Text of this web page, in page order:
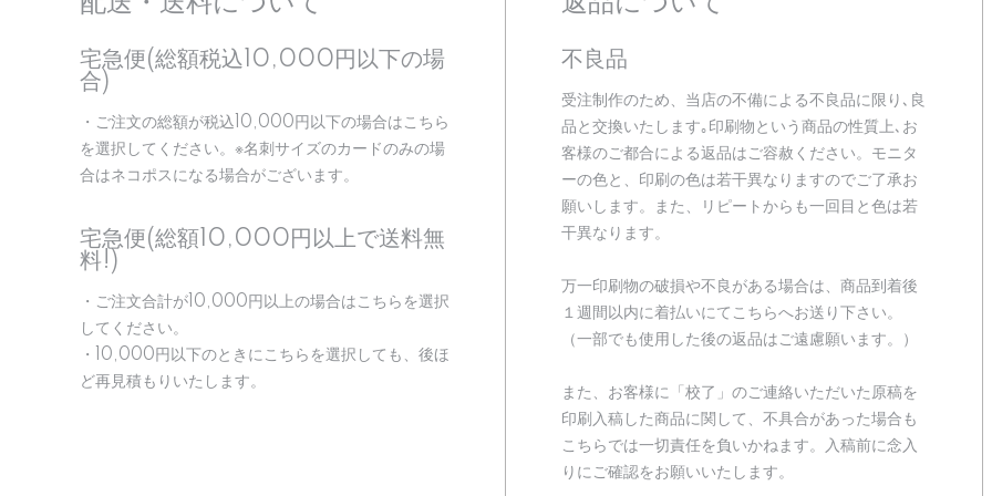
宅急便(総額税込10,000円以下の場
合)
・ご注文の総額が税込10,000円以下の場合はこちら
を選択してください。※名刺サイズのカードのみの場
合はネコポスになる場合がございます。
宅急便(総額10,000円以上で送料無
料!)
・ご注文合計が10,000円以上の場合はこちらを選択
してください。
・10,000円以下のときにこちらを選択しても、後ほ
ど再見積もりいたします。
不良品
受注制作のため、当店の不備による不良品に限り､良
品と交換いたします｡印刷物という商品の性質上､お
客様のご都合による返品はご容赦ください。モニタ
ーの色と、印刷の色は若干異なりますのでご了承お
願いします。また、リピートからも一回目と色は若
干異なります。
万一印刷物の破損や不良がある場合は、商品到着後
１週間以内に着払いにてこちらへお送り下さい。
（一部でも使用した後の返品はご遠慮願います。）
また、お客様に「校了」のご連絡いただいた原稿を
印刷入稿した商品に関して、不具合があった場合も
こちらでは一切責任を負いかねます。入稿前に念入
りにご確認をお願いいたします。